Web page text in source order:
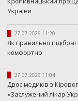
України
27.07.2026 11:20
Як правильно
комфортно
27.07.2026 11:04
Двоє медиків з
«Заслужений лікар